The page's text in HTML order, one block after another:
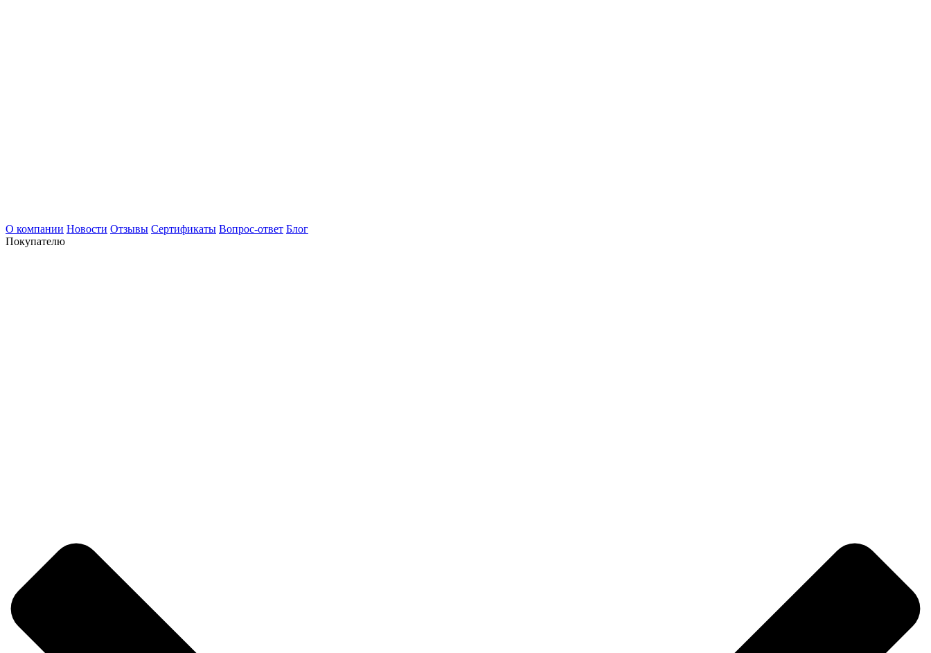
О компании Новости Отзывы Сертификаты Вопрос-ответ Блог
Покупателю